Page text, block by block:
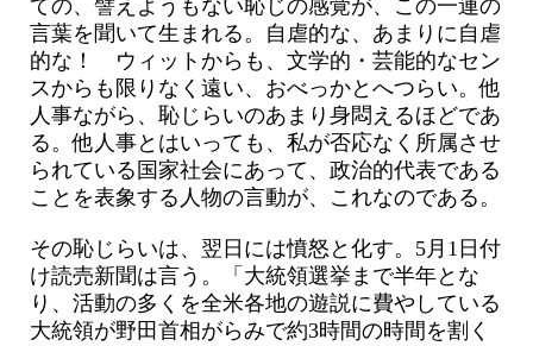
ての、譬えようもない恥じの感覚が、この一連の
言葉を聞いて生まれる。自虐的な、あまりに自虐
的な！ ウィットからも、文学的・芸能的なセン
スからも限りなく遠い、おべっかとへつらい。他
人事ながら、恥じらいのあまり身悶えるほどであ
る。他人事とはいっても、私が否応なく所属させ
られている国家社会にあって、政治的代表である
ことを表象する人物の言動が、これなのである。
その恥じらいは、翌日には憤怒と化す。5月1日付
け読売新聞は言う。「大統領選挙まで半年とな
り、活動の多くを全米各地の遊説に費やしている
大統領が野田首相がらみで約3時間の時間を割く